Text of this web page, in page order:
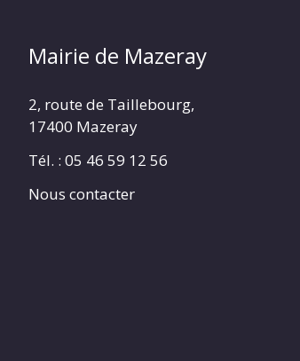
Mairie de Mazeray
2, route de Taillebourg,
17400 Mazeray
Tél. : 05 46 59 12 56
Nous contacter